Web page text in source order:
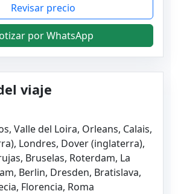
viaje
Valle del Loira, Orleans, Calais,
Londres, Dover (inglaterra),
Bruselas, Roterdam, La
Berlin, Dresden, Bratislava,
Florencia, Roma
Revisar precio
por WhatsApp